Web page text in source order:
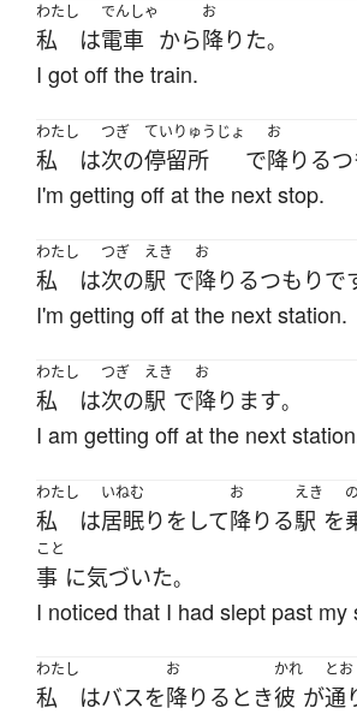
わたし
私 は
でんしゃ
電車 から
お
降りた。
I got off the train.
わたし
私 は
つぎ
次の
ていりゅうじょ
停留所 で
お
降りる
I'm getting off at the next stop.
わたし
私 は
つぎ
次の
えき
駅 で
お
降りるつもりで
I'm getting off at the next station.
わたし
私 は
つぎ
次の
えき
駅 で
お
降ります。
I am getting off at the next
わたし
私 は
いねむ
居眠り を して
お
降りる
えき
駅 を
こと
事 に気づいた。
I noticed that I had slept past my
わたし
私 はバスを
お
降りる とき
かれ
彼 が
とお
通